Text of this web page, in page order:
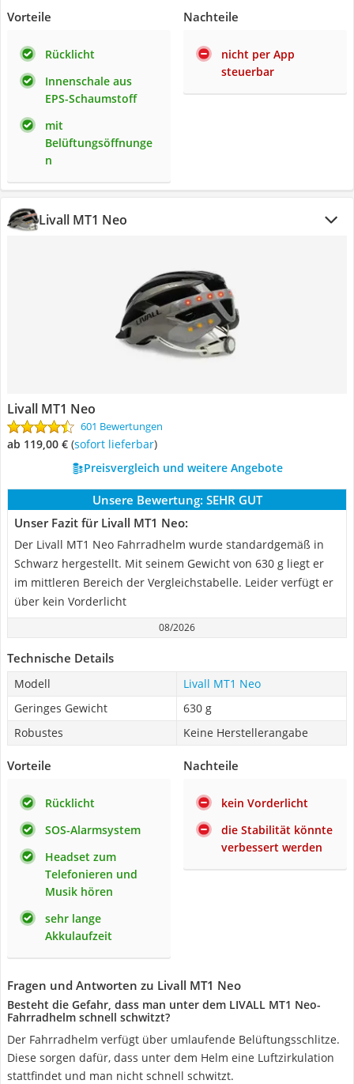
Vorteile
Rücklicht
Innenschale aus
EPS-Schaumstoff
mit
Belüftungsöffnunge
n
Nachteile
nicht per App
steuerbar
Livall MT1 Neo
Livall MT1 Neo
601 Bewertungen
ab 119,00 € ( Sofort lieferbar)
Preisvergleich und weitere Angebote
Unsere Bewertung: SEHR GUT
Unser Fazit für Livall MT1 Neo:
Der Livall MT1 Neo Fahrradhelm wurde standardgemäß in
Schwarz hergestellt. Mit seinem Gewicht von 630 g liegt er
im mittleren Bereich der Vergleichstabelle. Leider verfügt er
über kein Vorderlicht
08/2026
Technische Details
Modell
Livall MT1 Neo
Geringes Gewicht
630 g
Robustes
Keine Herstellerangabe
Vorteile
Rücklicht
SOS-Alarmsystem
Headset zum
Telefonieren und
Musik hören
sehr lange
Akkulaufzeit
Nachteile
kein Vorderlicht
die Stabilität könnte
verbessert werden
Fragen und Antworten zu Livall MT1 Neo
Besteht die Gefahr, dass man unter dem LIVALL MT1 Neo-
Fahrradhelm schnell schwitzt?
Der Fahrradhelm verfügt über umlaufende Belüftungsschlitze.
Diese sorgen dafür, dass unter dem Helm eine Luftzirkulation
stattfindet und man nicht schnell schwitzt.